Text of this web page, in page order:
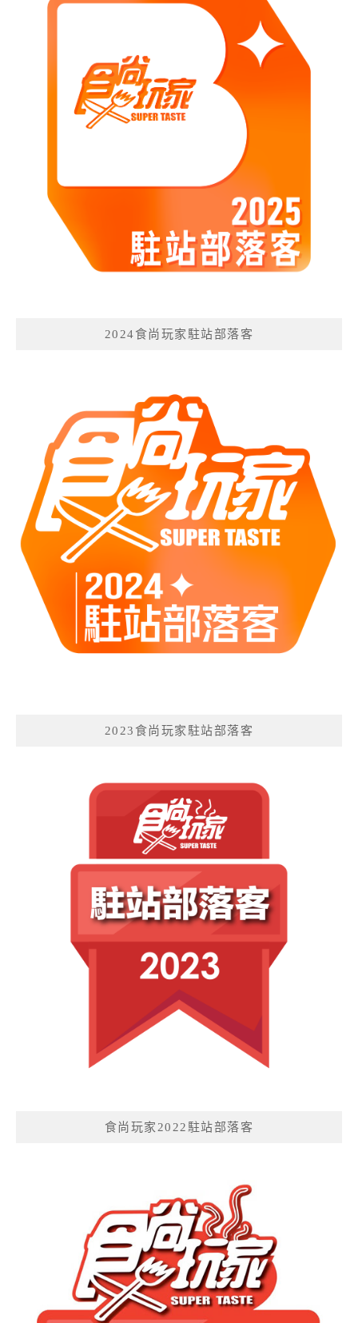
2024食尚玩家駐站部落客
2023食尚玩家駐站部落客
食尚玩家2022駐站部落客